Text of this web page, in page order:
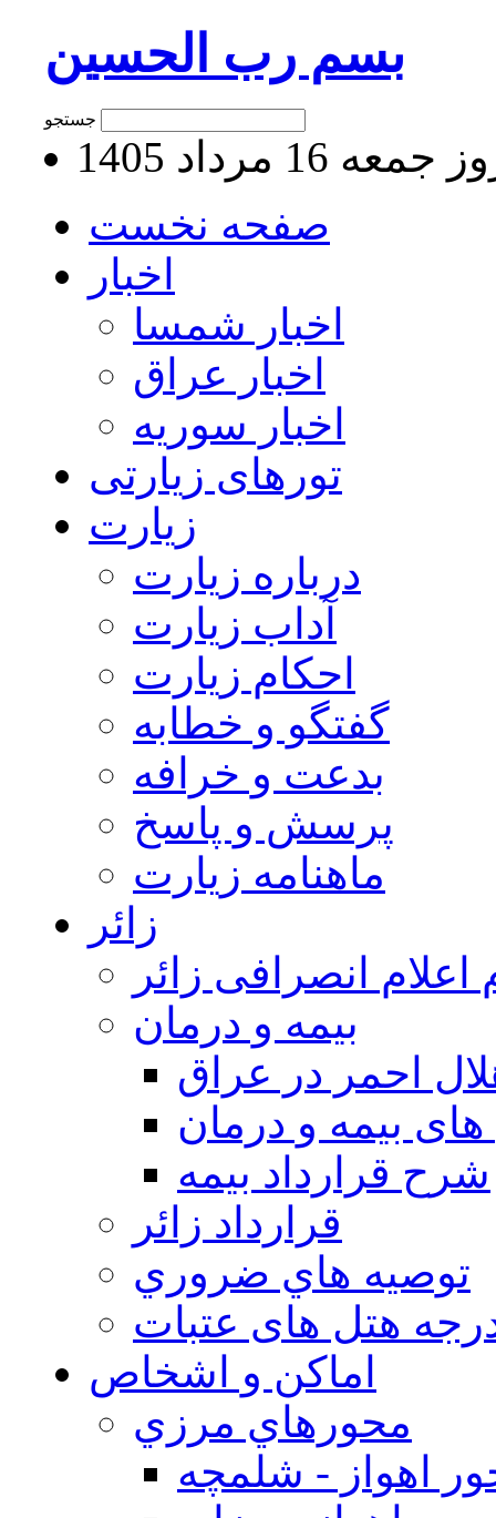
بسم رب الحسین
16 مرداد 1405
صفحه نخست
اخبار
اخبار شمسا
اخبار عراق
اخبار سوریه
تورهای زیارتی
زیارت
درباره زیارت
آداب زیارت
احکام زیارت
گفتگو و خطابه
بدعت و خرافه
پرسش و پاسخ
ماهنامه زیارت
زائر
اعلام انصرافی زائر
بيمه و درمان
احمر در عراق
بیمه و درمان
شرح قرارداد بیمه
قرارداد زائر
توصيه هاي ضروري
هتل های عتبات
اماکن و اشخاص
محورهاي مرزي
اهواز - شلمچه